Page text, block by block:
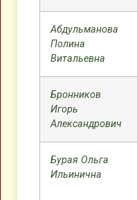
Абдульманова
Полина
Витальевна
Бронников
Игорь
Александрович
Бурая Ольга
Ильинична